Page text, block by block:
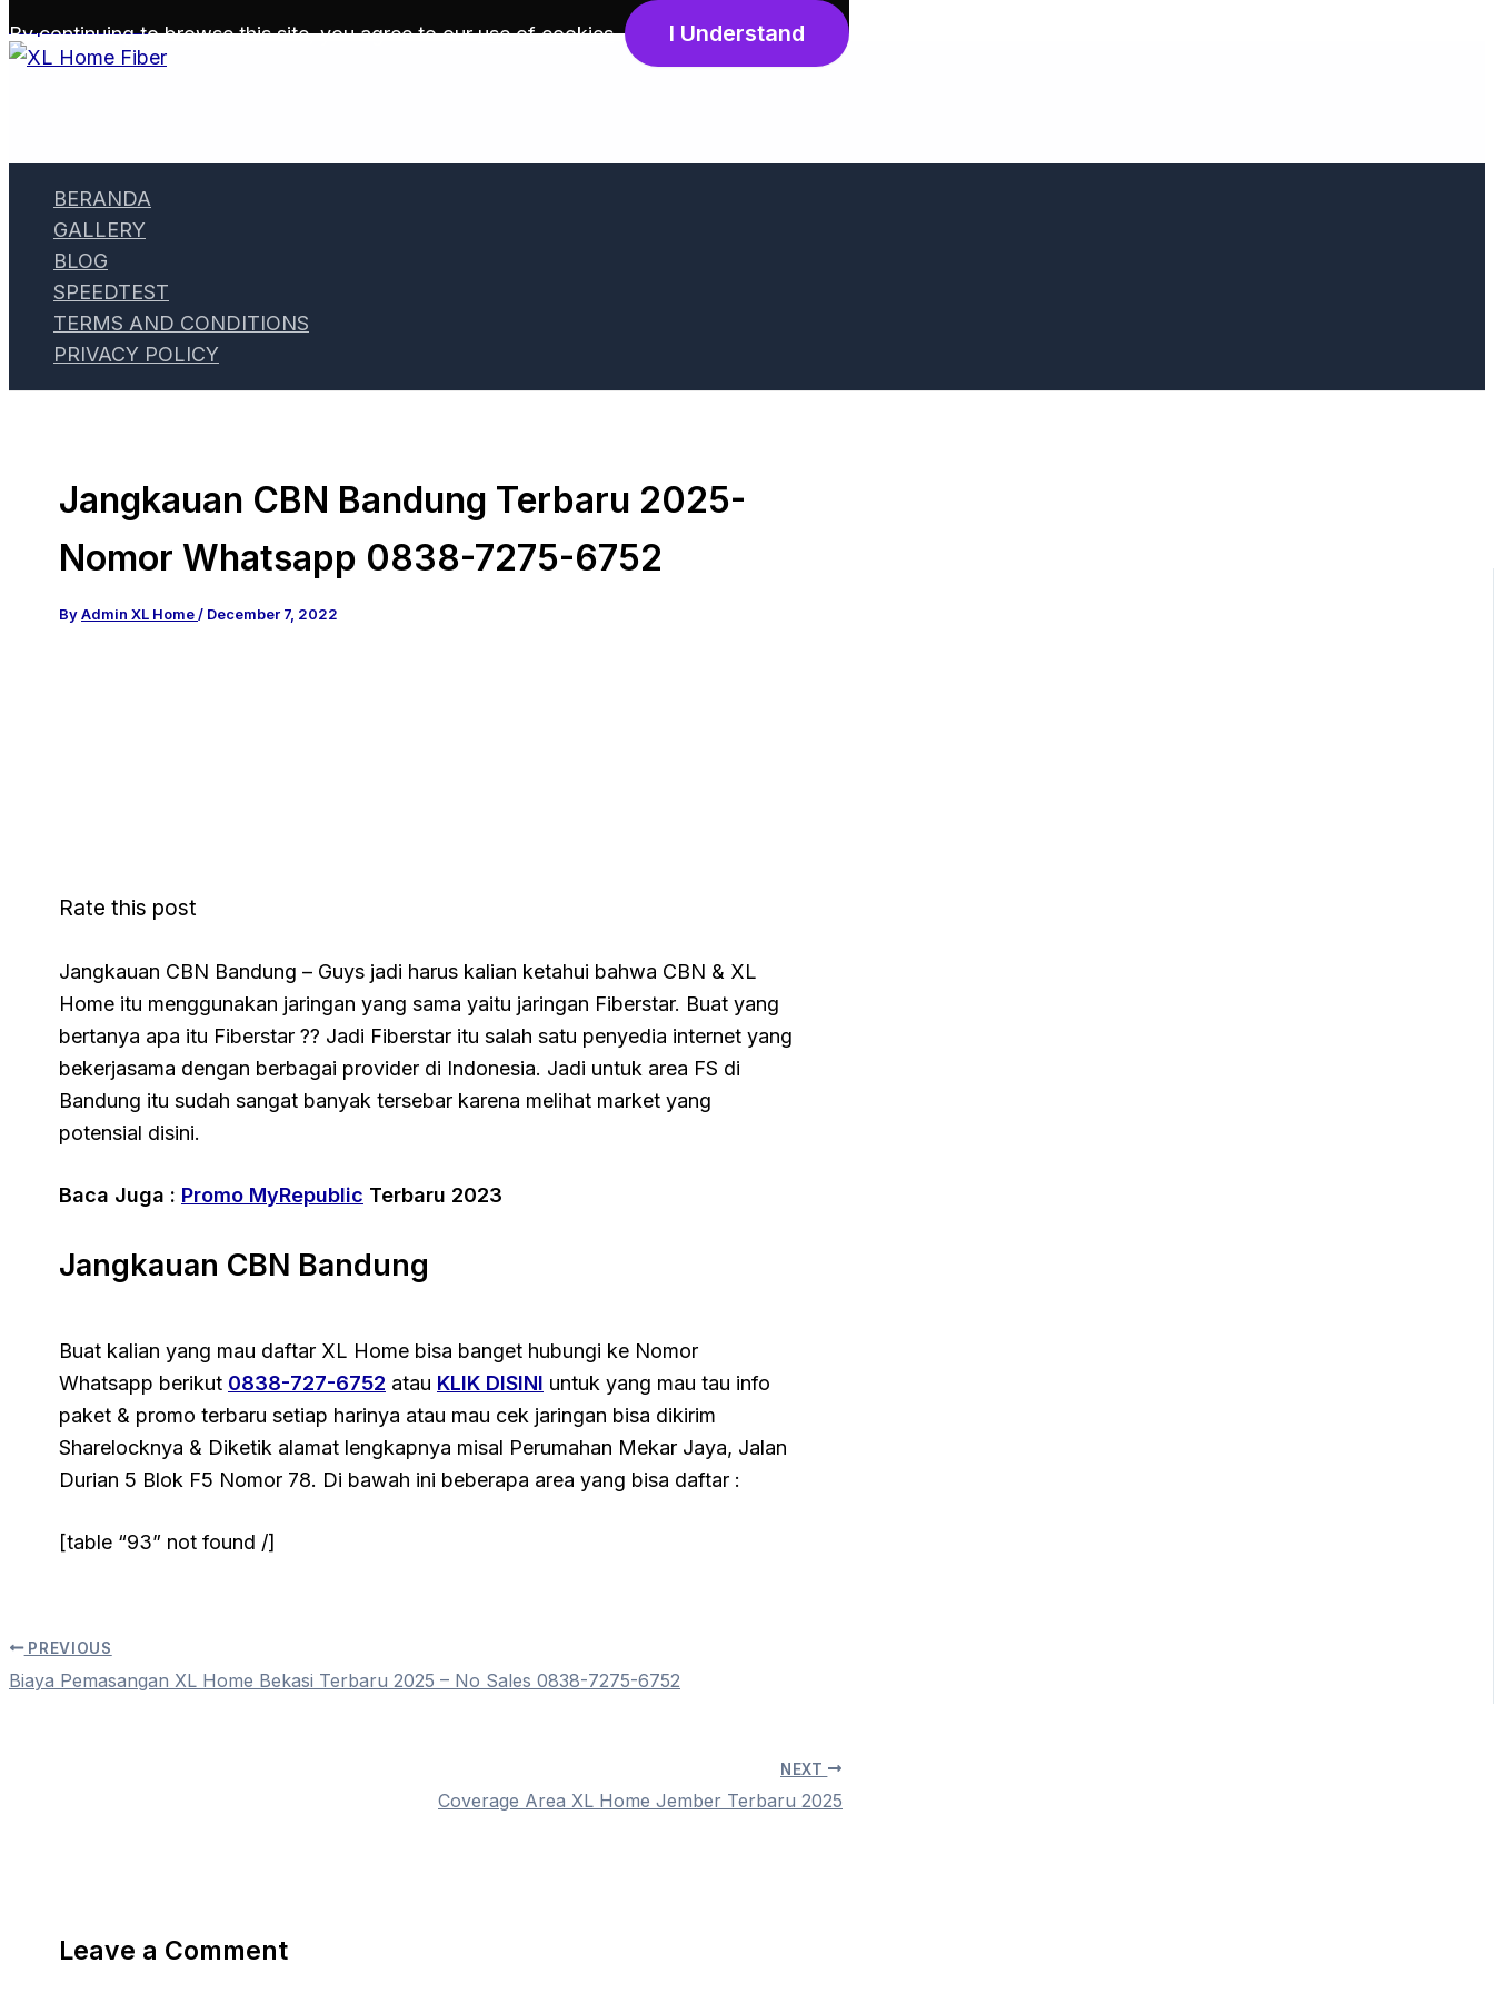
Skip to content
BERANDA
GALLERY
BLOG
SPEEDTEST
TERMS AND CONDITIONS
PRIVACY POLICY
Jangkauan CBN Bandung Terbaru 2025-
Nomor Whatsapp 0838-7275-6752
ByAdmin XL Home/ December 7, 2022
Rate this post
Jangkauan CBN Bandung – Guys jadi harus kalian ketahui bahwa CBN & XL
Home itu menggunakan jaringan yang sama yaitu jaringan Fiberstar. Buat yang
bertanya apa itu Fiberstar ?? Jadi Fiberstar itu salah satu penyedia internet yang
bekerjasama dengan berbagai provider di Indonesia. Jadi untuk area FS di
Bandung itu sudah sangat banyak tersebar karena melihat market yang
potensial disini.
Baca Juga : Promo MyRepublic Terbaru 2023
Jangkauan CBN Bandung
Buat kalian yang mau daftar XL Home bisa banget hubungi ke Nomor
Whatsapp berikut 0838-727-6752 atau KLIK DISINI untuk yang mau tau info
paket & promo terbaru setiap harinya atau mau cek jaringan bisa dikirim
Sharelocknya & Diketik alamat lengkapnya misal Perumahan Mekar Jaya, Jalan
Durian 5 Blok F5 Nomor 78. Di bawah ini beberapa area yang bisa daftar :
[table “93” not found /]
PREVIOUS
Biaya Pemasangan XL Home Bekasi Terbaru 2025 – No Sales 0838-7275-6752
NEXT
Coverage Area XL Home Jember Terbaru 2025
Leave a Comment
By continuing to browse this site, you agree to ouruse of cookies. I Understand